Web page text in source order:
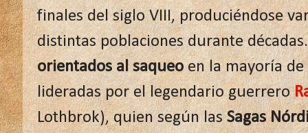
finales del siglo VIII, produciéndose
distintas poblaciones durante
orientados al saqueoen la mayoría de
lideradas por el legendario guerrero
Lothbrok), quien según lasSagas